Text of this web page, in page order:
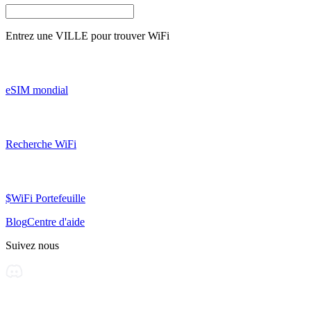
Entrez une VILLE pour trouver WiFi
eSIM mondial
Recherche WiFi
$WiFi Portefeuille
BlogCentre d'aide
Suivez nous